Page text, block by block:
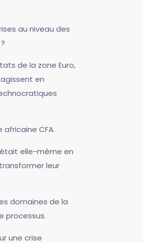
au niveau des
de la zone Euro,
en
CFA.
était elle-même en
leur
domaines de la
processus.
une crise